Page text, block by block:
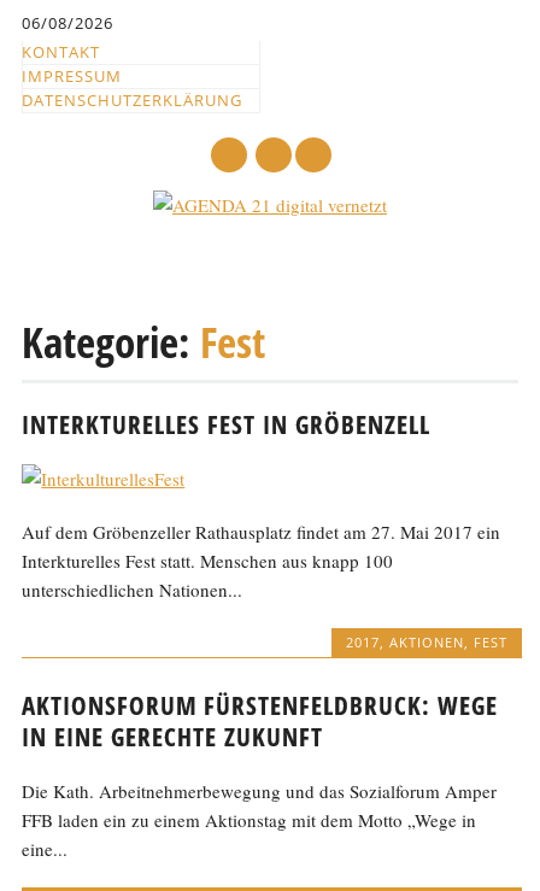
springen
06/08/2026
KONTAKT
IMPRESSUM
DATENSCHUTZERKLÄRUNG
zum
Kategorie: Fest
INTERKTURELLES FEST IN GRÖBENZELL
Auf dem Gröbenzeller Rathausplatz findet am 27. Mai 2017 ein
Interkturelles Fest statt. Menschen aus knapp 100
unterschiedlichen Nationen...
2017, AKTIONEN, FEST
AKTIONSFORUM FÜRSTENFELDBRUCK: WEGE
IN EINE GERECHTE ZUKUNFT
Die Kath. Arbeitnehmerbewegung und das Sozialforum Amper
FFB laden ein zu einem Aktionstag mit dem Motto „Wege in
eine...